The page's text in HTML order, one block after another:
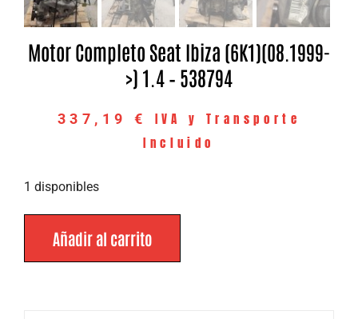
Motor Completo Seat Ibiza (6K1)(08.1999-
>) 1.4 – 538794
337,19 €
IVA y Transporte
Incluido
1 disponibles
Añadir al carrito